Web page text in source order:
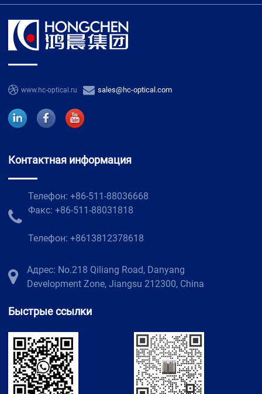
www.hc-optical.ru sales@hc-optical.com
Контактная информация
Телефон: +86-511-88036668
Факс: +86-511-88031818
Телефон: +8613812378618
Адрес: No.218 Qiliang Road, Danyang
Development Zone, Jiangsu 212300, China
Быстрые ссылки